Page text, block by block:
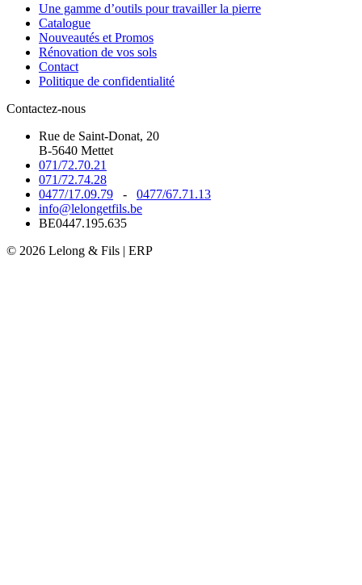
Une gamme d’outils pour travailler la pierre
Catalogue
Nouveautés et Promos
Rénovation de vos sols
Contact
Politique de confidentialité
Contactez-nous
Rue de Saint-Donat, 20
B-5640 Mettet
071/72.70.21
071/72.74.28
0477/17.09.79 - 0477/67.71.13
info@lelongetfils.be
BE0447.195.635
© 2026 Lelong & Fils | ERP